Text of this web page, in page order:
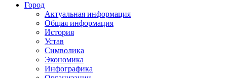
Город
Актуальная информация
Общая информация
История
Устав
Символика
Экономика
Инфографика